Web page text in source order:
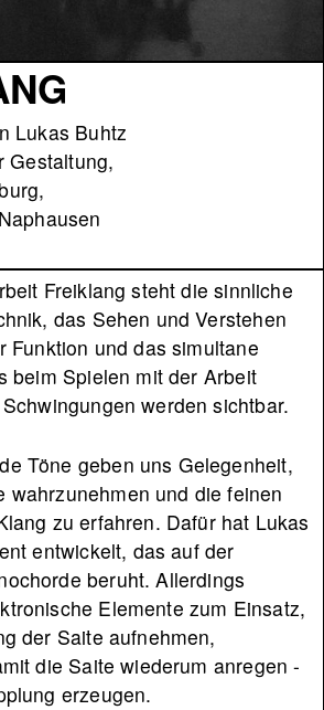
Lukas Buhtz
Gestaltung,
Freiklang steht die sinnliche
das Sehen und Verstehen
Funktion und das simultane
beim Spielen mit der Arbeit
werden sichtbar.
Töne geben uns Gelegenheit,
wahrzunehmen und die feinen
zu erfahren. Dafür hat Lukas
entwickelt, das auf der
beruht. Allerdings
Elemente zum Einsatz,
der Saite aufnehmen,
die Saite wiederum anregen -
erzeugen.